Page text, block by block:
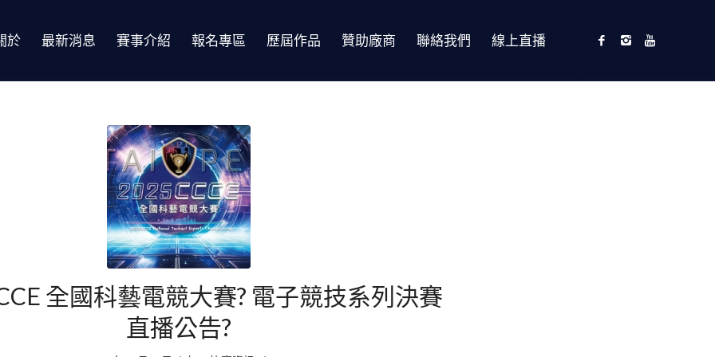
於 最新消息 賽事介紹 報名專區 歷屆作品 贊助廠商 聯絡我們 線上直播
全國科藝電競大賽? 電子競技系列決賽
直播公告?